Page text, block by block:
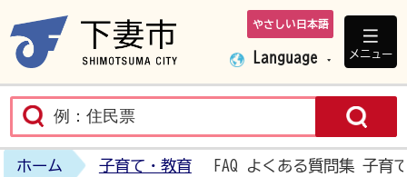
下妻市ホームペ
やさしい日本語
Language メニュー
ホーム 子育て・教育 FAQ よくある質問集 子育